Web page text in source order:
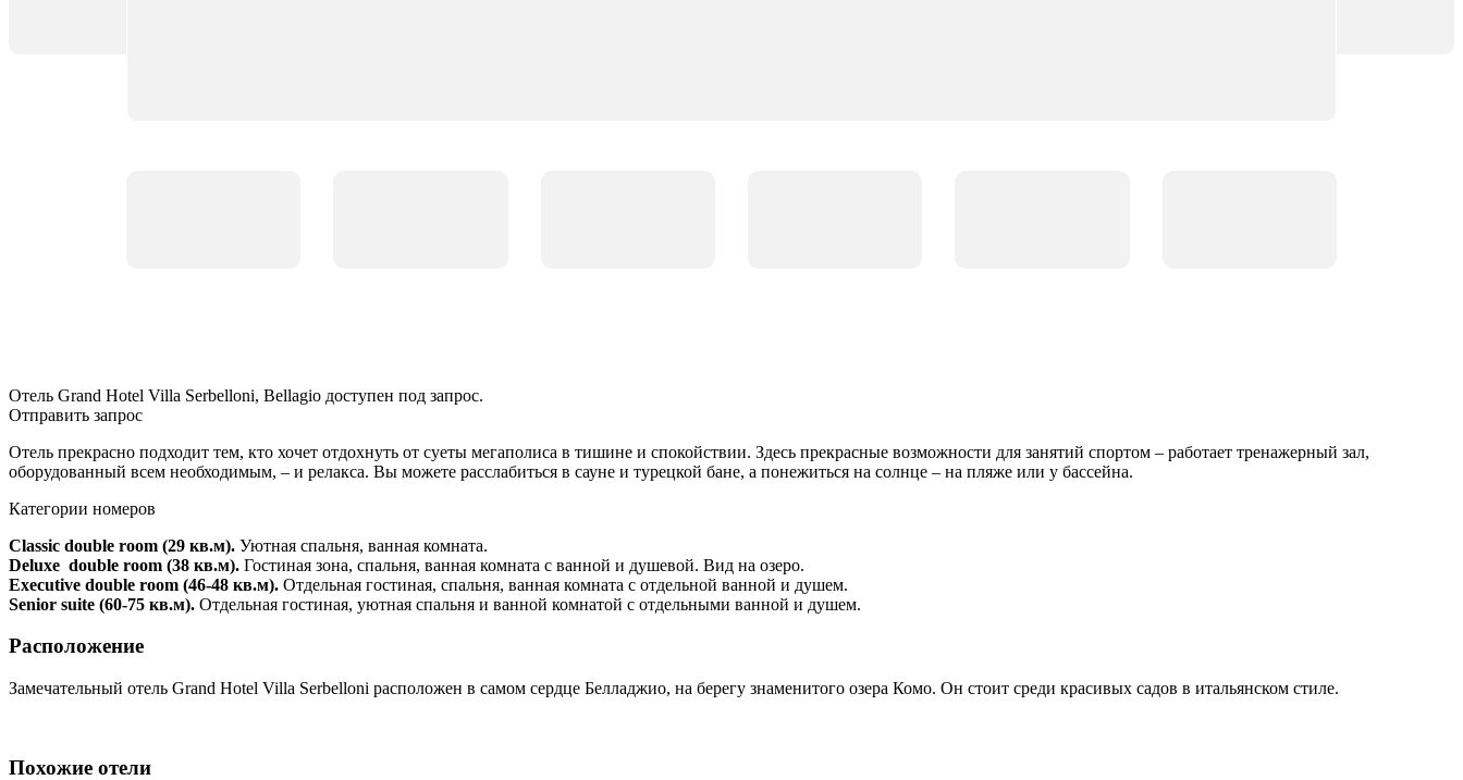
Отель Grand Hotel Villa Serbelloni, Bellagio доступен под запрос.
Отправить запрос
Отель прекрасно подходит тем, кто хочет отдохнуть от суеты мегаполиса в тишине и спокойствии. Здесь прекрасные возможности для занятий спортом – работает тренажерный зал,
оборудованный всем необходимым, – и релакса. Вы можете расслабиться в сауне и турецкой бане, а понежиться на солнце – на пляже или у бассейна.
Категории номеров
Classic double room (29 кв.м). Уютная спальня, ванная комната.
Deluxe double room (38 кв.м). Гостиная зона, спальня, ванная комната с ванной и душевой. Вид на озеро.
Executive double room (46-48 кв.м). Отдельная гостиная, спальня, ванная комната с отдельной ванной и душем.
Senior suite (60-75 кв.м). Отдельная гостиная, уютная спальня и ванной комнатой с отдельными ванной и душем.
Расположение
Замечательный отель Grand Hotel Villa Serbelloni расположен в самом сердце Белладжио, на берегу знаменитого озера Комо. Он стоит среди красивых садов в итальянском стиле.
Похожие отели